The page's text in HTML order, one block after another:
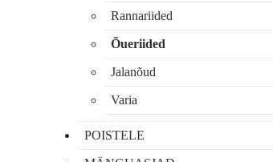
Rannariided
Õueriided
Jalanõud
Varia
POISTELE